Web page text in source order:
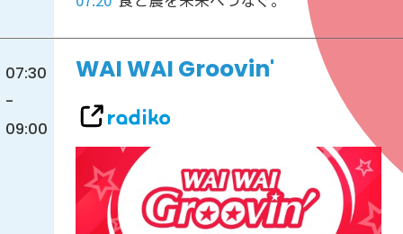
07:30
-
09:00
WAI WAI Groovin'